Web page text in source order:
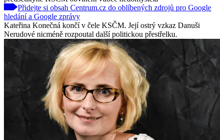
Přidejte si obsah Centrum.cz do oblíbených zdrojů pro Google
hledání a Google zprávy
Kateřina Konečná končí v čele KSČM. Její ostrý vzkaz Danuši
Nerudové nicméně rozpoutal další politickou přestřelku.